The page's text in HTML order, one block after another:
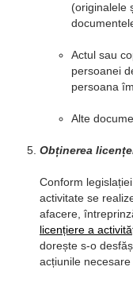
(originalele
Actul sau
persoanei
persoana
Alte
Obținerea
Conform
activitate se
afacere,
licențiere a
dorește s-o
acțiunile